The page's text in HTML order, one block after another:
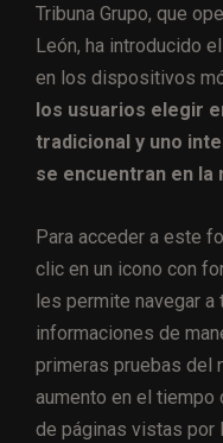
Tribuna Grupo, que
León, ha introducido
en los dispositivos
los usuarios elegir
tradicional y uno
se encuentran en la
Para acceder a este
clic en un icono con
les permite navegar
informaciones de
primeras pruebas del
aumento en el tiempo
de páginas vistas por